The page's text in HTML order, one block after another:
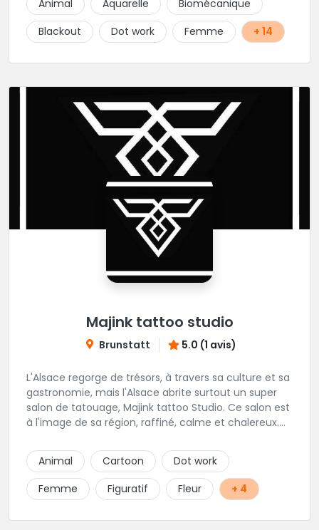
réalisme.
Animal Aquarelle
Biomécanique
Blackout
Dot work Femme + 14
Majink tattoo studio
Brunstatt 5.0 (1 avis)
L'Alsace regorge de trésors, à travers sa culture et sa
gastronomie, mais l'Alsace abrite surtout un super
salon de tatouage, Majink tattoo Studio. Ce salon est
à l'image de sa région, raffiné, calme et chalereux.
découvrir son super shop !
Animal Cartoon
Dot work
Femme
Figuratif Fleur + 4